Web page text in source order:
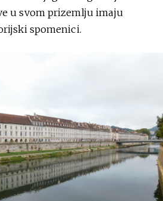
u svom prizemlju imaju
spomenici.